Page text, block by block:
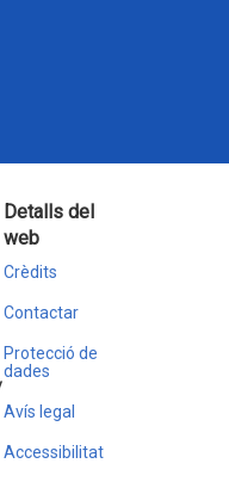
Detalls del
web
Crèdits
Contactar
Protecció de
dades
Avís legal
Accessibilitat